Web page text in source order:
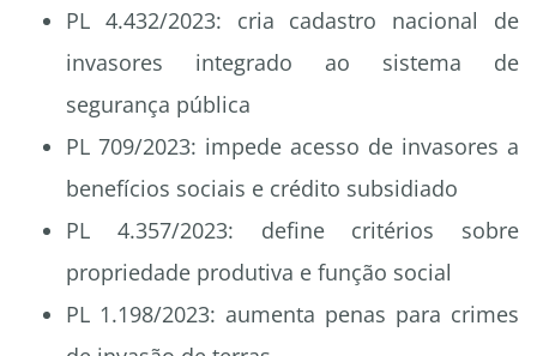
PL 4.432/2023: cria cadastro nacional de
invasores integrado ao sistema de
segurança pública
PL 709/2023: impede acesso de invasores a
benefícios sociais e crédito subsidiado
PL 4.357/2023: define critérios sobre
propriedade produtiva e função social
PL 1.198/2023: aumenta penas para crimes